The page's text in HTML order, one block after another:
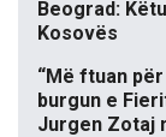
Beograd:
Kosovës
“Më ftuan
burgun e
Jurgen Zotaj